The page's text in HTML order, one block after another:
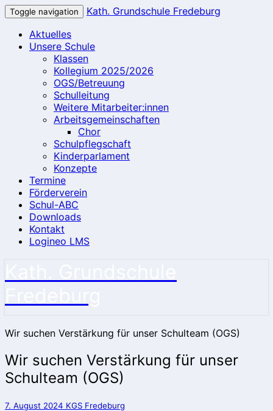
Toggle navigation
Kath. Grundschule Fredeburg
Aktuelles
Unsere Schule
Klassen
Kollegium 2025/2026
OGS/Betreuung
Schulleitung
Weitere Mitarbeiter:innen
Arbeitsgemeinschaften
Chor
Schulpflegschaft
Kinderparlament
Konzepte
Termine
Förderverein
Schul-ABC
Downloads
Kontakt
Logineo LMS
Wir suchen Verstärkung für unser Schulteam (OGS)
Wir suchen Verstärkung für unser
Schulteam (OGS)
7. August 2024 KGS Fredeburg